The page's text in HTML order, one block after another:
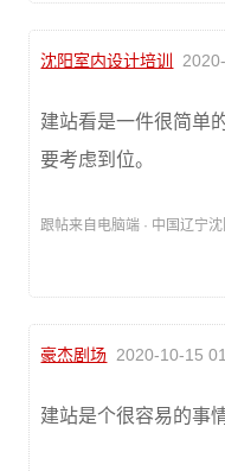
沈阳室内设计培训
建站看是一件很简单
要考虑到位。
跟帖来自电脑端 · 中国辽宁沈
豪杰剧场 2020-10-15
建站是个很容易的事情